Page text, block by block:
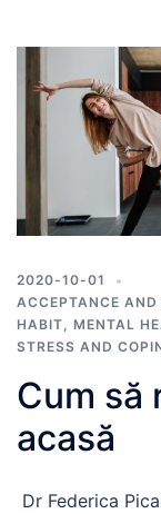
2020-10-01
ACCEPTANCE
HABIT, MENTAL
STRESS AND
Cum să
acasă
Dr Federica